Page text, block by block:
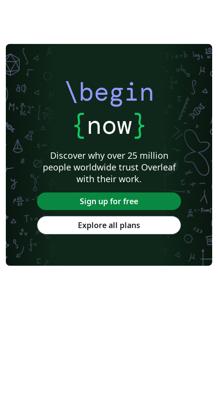
\begin
{now}
Discover why over 25 million
people worldwide trust Overleaf
with their work.
Sign up for free
Explore all plans